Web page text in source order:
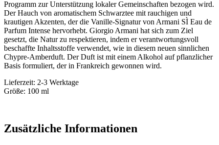
Programm zur Unterstützung lokaler Gemeinschaften bezogen wird.
Der Hauch von aromatischem Schwarztee mit rauchigen und
krautigen Akzenten, der die Vanille-Signatur von Armani SÌ Eau de
Parfum Intense hervorhebt. Giorgio Armani hat sich zum Ziel
gesetzt, die Natur zu respektieren, indem er verantwortungsvoll
beschaffte Inhaltsstoffe verwendet, wie in diesem neuen sinnlichen
Chypre-Amberduft. Der Duft ist mit einem Alkohol auf pflanzlicher
Basis formuliert, der in Frankreich gewonnen wird.
Lieferzeit: 2-3 Werktage
Größe: 100 ml
Zusätzliche Informationen